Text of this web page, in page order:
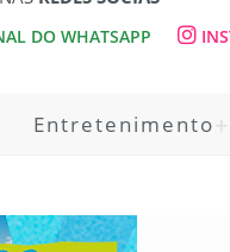
DO WHATSAPP
Entretenimento